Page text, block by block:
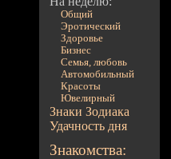
Общий
Эротический
Здоровье
Бизнес
Семья, любовь
Автомобильный
Красоты
Ювелирный
Знаки Зодиака
Удачность дня
Знакомства: